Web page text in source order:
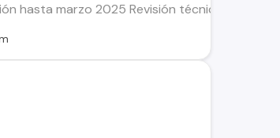
hasta marzo 2025 Revisión técnica al día